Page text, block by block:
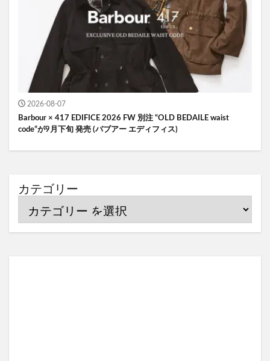
2026-08-07
Barbour × 417 EDIFICE 2026 FW 別注 “OLD BEDAILE waist
code”が9月下旬 発売 (バブアー エディフィス)
カテゴリー